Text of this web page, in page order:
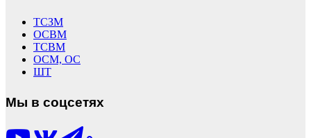
ТСЗМ
ОСВМ
ТСВМ
ОСМ, ОС
ШТ
Мы в соцсетях